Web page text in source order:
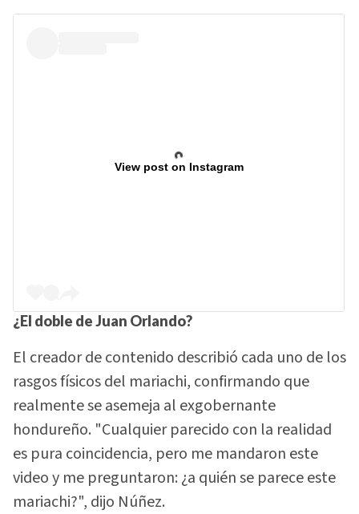
View post on Instagram
¿El doble de Juan Orlando?
El creador de contenido describió cada uno de los
rasgos físicos del mariachi, confirmando que
realmente se asemeja al exgobernante
hondureño. "Cualquier parecido con la realidad
es pura coincidencia, pero me mandaron este
video y me preguntaron: ¿a quién se parece este
mariachi?", dijo Núñez.